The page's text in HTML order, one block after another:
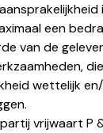
een
van de
wettelijk
vrijwaart P